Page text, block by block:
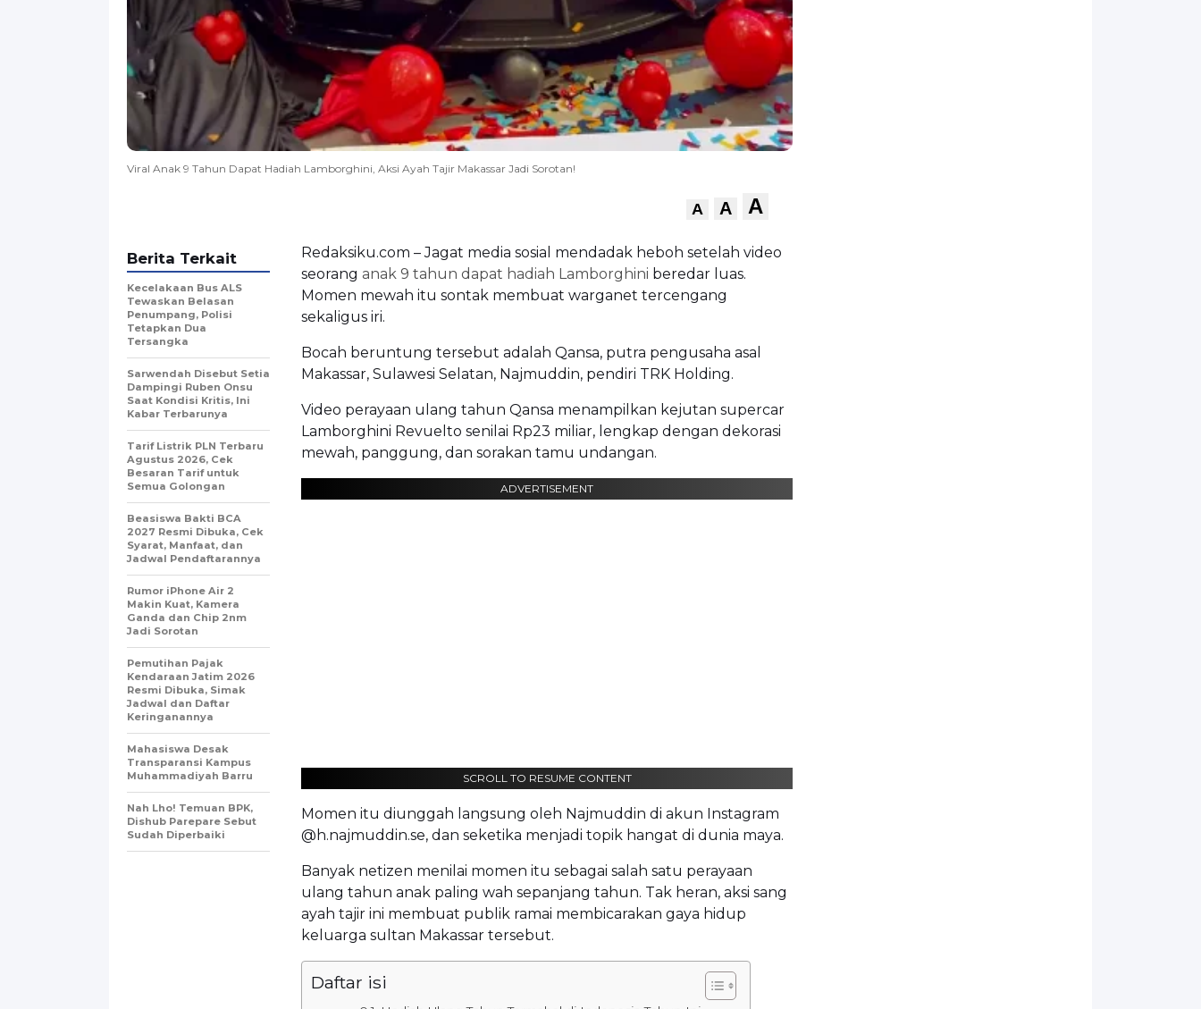
Viral Anak 9 Tahun Dapat Hadiah Lamborghini, Aksi Ayah Tajir Makassar Jadi Sorotan!
A A A
Redaksiku.com – Jagat media sosial mendadak heboh setelah video
seorang anak 9 tahun dapat hadiah Lamborghini beredar luas.
Momen mewah itu sontak membuat warganet tercengang
sekaligus iri.
Bocah beruntung tersebut adalah Qansa, putra pengusaha asal
Makassar, Sulawesi Selatan, Najmuddin, pendiri TRK Holding.
Video perayaan ulang tahun Qansa menampilkan kejutan supercar
Lamborghini Revuelto senilai Rp23 miliar, lengkap dengan dekorasi
mewah, panggung, dan sorakan tamu undangan.
ADVERTISEMENT
SCROLL TO RESUME CONTENT
Momen itu diunggah langsung oleh Najmuddin di akun Instagram
@h.najmuddin.se, dan seketika menjadi topik hangat di dunia maya.
Banyak netizen menilai momen itu sebagai salah satu perayaan
ulang tahun anak paling wah sepanjang tahun. Tak heran, aksi sang
ayah tajir ini membuat publik ramai membicarakan gaya hidup
keluarga sultan Makassar tersebut.
Daftar isi
Berita Terkait
Kecelakaan Bus ALS
Tewaskan Belasan
Penumpang, Polisi
Tetapkan Dua
Tersangka
Sarwendah Disebut Setia
Dampingi Ruben Onsu
Saat Kondisi Kritis, Ini
Kabar Terbarunya
Tarif Listrik PLN Terbaru
Agustus 2026, Cek
Besaran Tarif untuk
Semua Golongan
Beasiswa Bakti BCA
2027 Resmi Dibuka, Cek
Syarat, Manfaat, dan
Jadwal Pendaftarannya
Rumor iPhone Air 2
Makin Kuat, Kamera
Ganda dan Chip 2nm
Jadi Sorotan
Pemutihan Pajak
Kendaraan Jatim 2026
Resmi Dibuka, Simak
Jadwal dan Daftar
Keringanannya
Mahasiswa Desak
Transparansi Kampus
Muhammadiyah Barru
Nah Lho! Temuan BPK,
Dishub Parepare Sebut
Sudah Diperbaiki